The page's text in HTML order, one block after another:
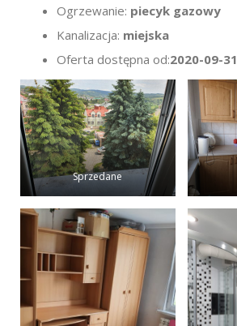
Ogrzewanie: piecyk gazowy
Kanalizacja: miejska
Oferta dostępna od:2020-09-31
Sprzedane